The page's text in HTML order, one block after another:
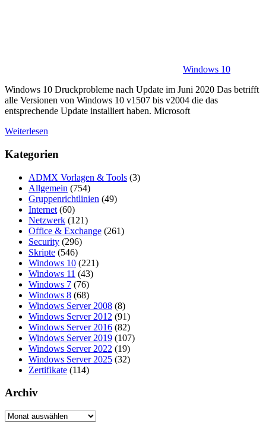
Windows 10
Windows 10 Druckprobleme nach Update im Juni 2020 Das betrifft
alle Versionen von Windows 10 v1507 bis v2004 die das
entsprechende Update installiert haben. Microsoft
Weiterlesen
Kategorien
ADMX Vorlagen & Tools (3)
Allgemein (754)
Gruppenrichtlinien (49)
Internet (60)
Netzwerk (121)
Office & Exchange (261)
Security (296)
Skripte (546)
Windows 10 (221)
Windows 11 (43)
Windows 7 (76)
Windows 8 (68)
Windows Server 2008 (8)
Windows Server 2012 (91)
Windows Server 2016 (82)
Windows Server 2019 (107)
Windows Server 2022 (19)
Windows Server 2025 (32)
Zertifikate (114)
Archiv
Archiv